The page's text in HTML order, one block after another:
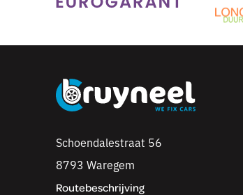
Schoendalestraat 56
8793 Waregem
Routebeschrijving